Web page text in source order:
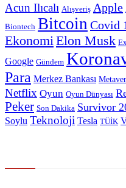
Acun Ilıcalı Alışveriş Apple
Biontech Bitcoin Covid
EkonomiElon Musk
Google Gündem
Para Merkez Bankası
Netflix Oyun Oyun Dünyası
Peker Son Dakika Survivor
Soylu Teknoloji Tesla TÜİK